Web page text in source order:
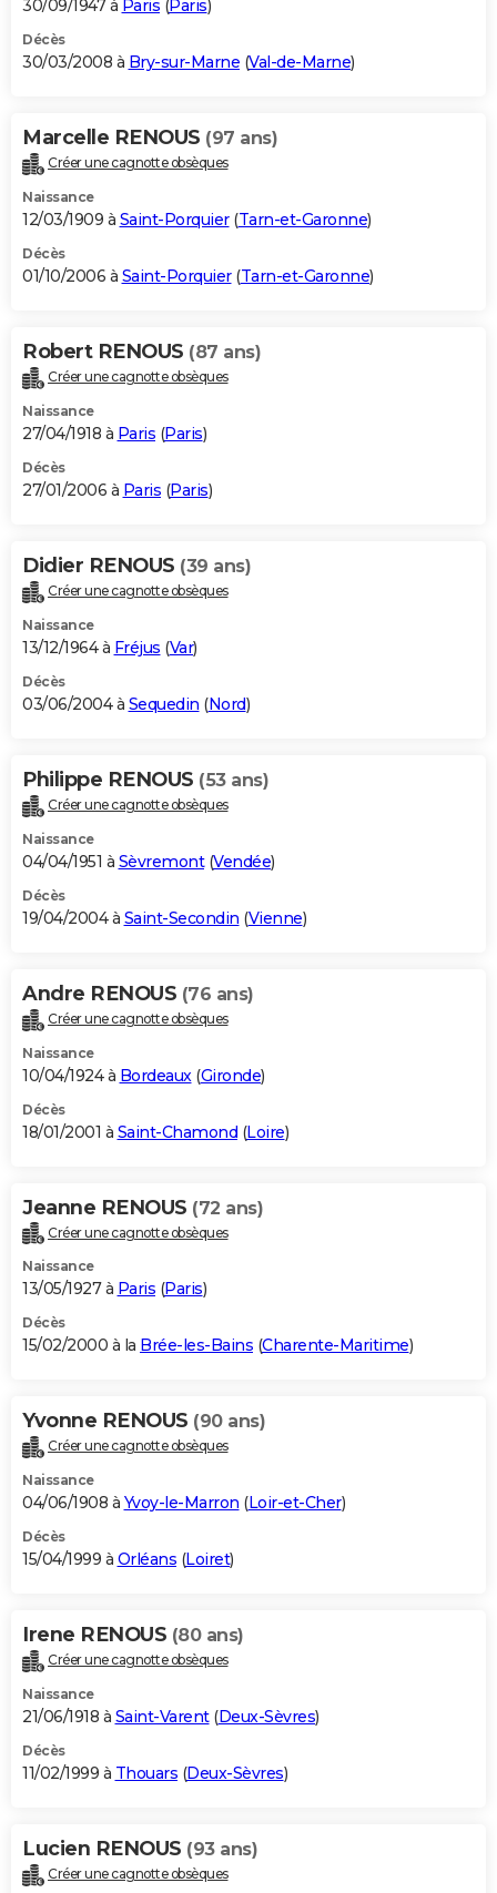
30/09/1947 à Paris (Paris)
Décès
30/03/2008 à Bry-sur-Marne (Val-de-Marne)
Marcelle RENOUS (97 ans)
Créer une cagnotte obsèques
Naissance
12/03/1909 à Saint-Porquier(Tarn-et-Garonne)
Décès
01/10/2006 à Saint-Porquier(Tarn-et-Garonne)
Robert RENOUS (87 ans)
Créer une cagnotte obsèques
Naissance
27/04/1918 à Paris (Paris)
Décès
27/01/2006 à Paris (Paris)
Didier RENOUS (39 ans)
Créer une cagnotte obsèques
Naissance
13/12/1964 à Fréjus (Var)
Décès
03/06/2004 à Sequedin (Nord)
Philippe RENOUS (53 ans)
Créer une cagnotte obsèques
Naissance
04/04/1951 à Sèvremont(Vendée)
Décès
19/04/2004 à Saint-Secondin (Vienne)
Andre RENOUS (76 ans)
Créer une cagnotte obsèques
Naissance
10/04/1924 à Bordeaux (Gironde)
Décès
18/01/2001 à Saint-Chamond (Loire)
Jeanne RENOUS (72 ans)
Créer une cagnotte obsèques
Naissance
13/05/1927 à Paris (Paris)
Décès
15/02/2000 à la Brée-les-Bains (Charente-Maritime)
Yvonne RENOUS (90 ans)
Créer une cagnotte obsèques
Naissance
04/06/1908 à Yvoy-le-Marron (Loir-et-Cher)
Décès
15/04/1999 à Orléans (Loiret)
Irene RENOUS (80 ans)
Créer une cagnotte obsèques
Naissance
21/06/1918 à Saint-Varent(Deux-Sèvres)
Décès
11/02/1999 à Thouars (Deux-Sèvres)
Lucien RENOUS (93 ans)
Créer une cagnotte obsèques